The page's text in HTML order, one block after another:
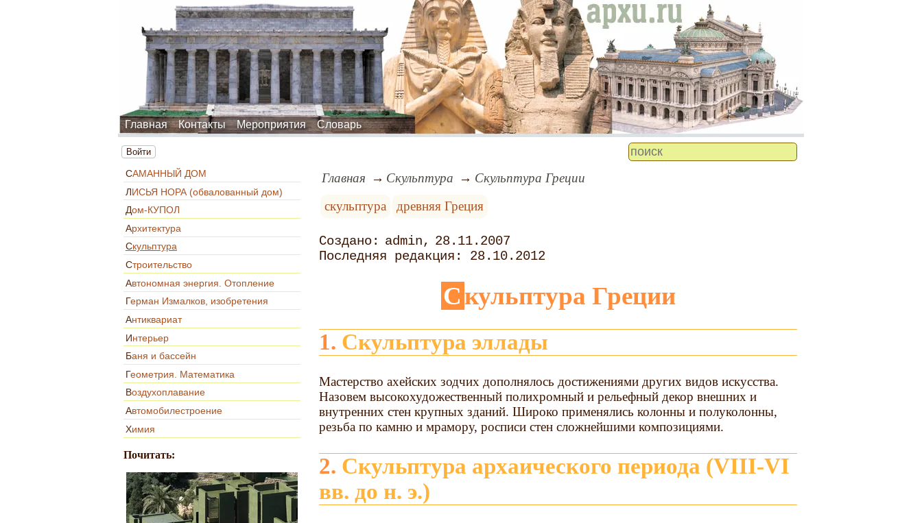
Главная Контакты Мероприятия Словарь
Войти
САМАННЫЙ ДОМ
ЛИСЬЯ НОРА (обвалованный дом)
Дом-КУПОЛ
Архитектура
Скульптура
Строительство
Автономная энергия. Отопление
Герман Измалков, изобретения
Антиквариат
Интерьер
Баня и бассейн
Геометрия. Математика
Воздухоплавание
Автомобилестроение
Химия
Почитать:
Главная Скульптура
Скульптура Греции
скульптура
древняя Греция
admin
28.11.2007
28.10.2012
Скульптура Греции
1. Скульптура эллады
Мастерство ахейских зодчих дополнялось достижениями других видов искусства.
Назовем высокохудожественный полихромный и рельефный декор внешних и
внутренних стен крупных зданий. Широко применялись колонны и полуколонны,
резьба по камню и мрамору, росписи стен сложнейшими композициями.
2. Скульптура архаического периода (VIII-VI
вв. до н. э.)